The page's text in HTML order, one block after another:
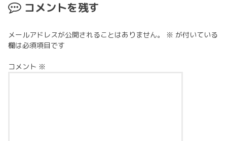
コメントを残す
メールアドレスが公開されることはありません。 ※ が付いている
欄は必須項目です
コメント ※